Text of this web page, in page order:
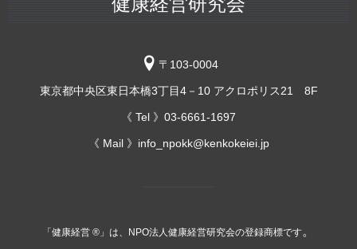
〒103-0004
東京都中央区東日本橋3丁目4－10 アクロポリス21 8F
《 Tel 》03-6661-1697
《 Mail 》info_npokk@kenkokeiei.jp
「健康経営 ®」は、NPO法人健康経営研究会の登録商標です。